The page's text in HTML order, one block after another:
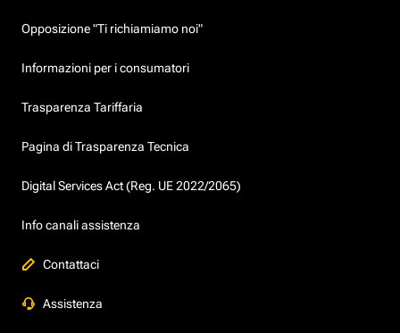
Opposizione "Ti richiamiamo noi"
Informazioni per i consumatori
Trasparenza Tariffaria
Pagina di Trasparenza Tecnica
Digital Services Act (Reg. UE 2022/2065)
Info canali assistenza
Contattaci
Assistenza